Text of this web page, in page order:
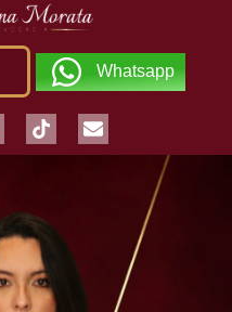
Whatsapp